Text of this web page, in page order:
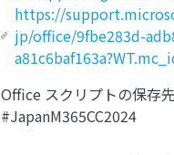
https://
jp/office/9fbe283d-
Office スクリプトの保存先
#JapanM365CC2024